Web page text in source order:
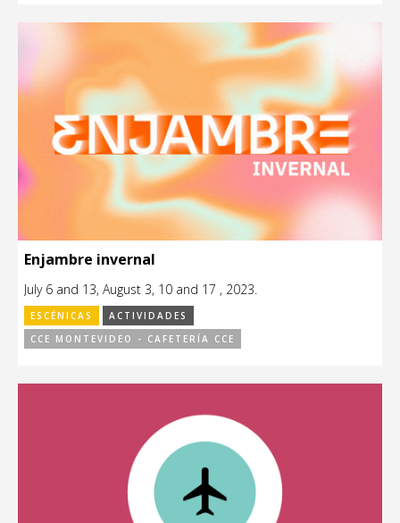
Enjambre invernal
July 6 and 13, August 3, 10 and 17 , 2023.
ESCÉNICAS
ACTIVIDADES
CCE MONTEVIDEO - CAFETERÍA CCE